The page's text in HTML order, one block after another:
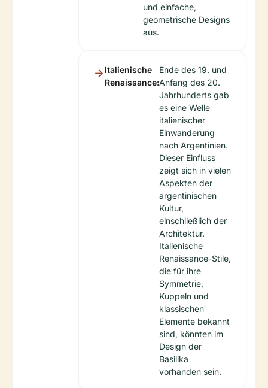
und einfache,
geometrische Designs
aus.
Italienische
Renaissance:
Ende des 19. und
Anfang des 20.
Jahrhunderts gab
es eine Welle
italienischer
Einwanderung
nach Argentinien.
Dieser Einfluss
zeigt sich in vielen
Aspekten der
argentinischen
Kultur,
einschließlich der
Architektur.
Italienische
Renaissance-Stile,
die für ihre
Symmetrie,
Kuppeln und
klassischen
Elemente bekannt
sind, könnten im
Design der
Basilika
vorhanden sein.